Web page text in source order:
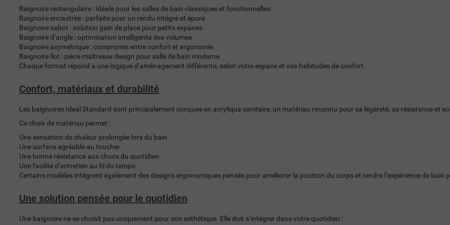
Baignoire rectangulaire : idéale pour les salles de bain classiques et fonctionnelles
Baignoire encastrée : parfaite pour un rendu intégré et épuré
Baignoire sabot : solution gain de place pour petits espaces
Baignoire d’angle : optimisation intelligente des volumes
Baignoire asymétrique : compromis entre confort et ergonomie
Baignoire îlot : pièce maîtresse design pour salle de bain moderne
Chaque format répond à une logique d’aménagement différente, selon votre espace et vos habitudes de confort.
Confort, matériaux et durabilité
Les baignoires Ideal Standard sont principalement conçues en acrylique sanitaire, un matériau reconnu pour sa légèreté, sa résistance et
Ce choix de matériau permet :
Une sensation de chaleur prolongée lors du bain
Une surface agréable au toucher
Une bonne résistance aux chocs du quotidien
Une facilité d’entretien au fil du temps
Certains modèles intègrent également des designs ergonomiques pensés pour améliorer la position du corps et rendre l’expérience de
Une solution pensée pour le quotidien
Une baignoire ne se choisit pas uniquement pour son esthétique. Elle doit s’intégrer dans votre quotidien :